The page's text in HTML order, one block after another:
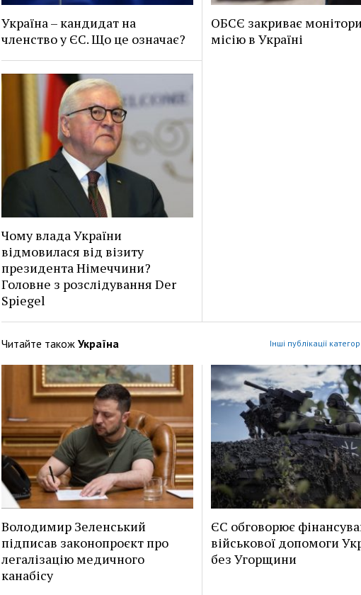
Україна – кандидат на
членство у ЄС. Що це означає?
ОБСЄ закриває
місію в Україні
Чому влада України
відмовилася від візиту
президента Німеччини?
Головне з розслідування Der
Spiegel
Читайте також Україна Інші публікації
Володимир Зеленський
підписав законопроєкт про
легалізацію медичного
канабісу
ЄС обговорює
військової допомоги
без Угорщини